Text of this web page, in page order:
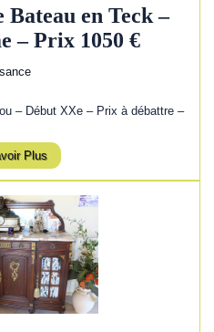
Bateau en Teck –
– Prix 1050 €
– Début XXe – Prix à débattre –
Plus